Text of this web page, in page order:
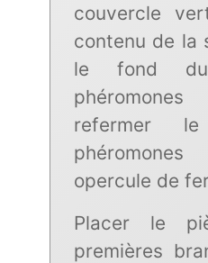
couvercle
contenu de la
le fond
refermer
opercule de
Placer le
premières